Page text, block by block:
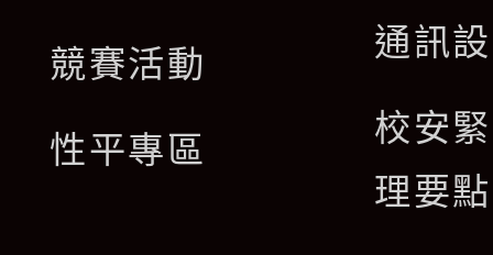
競賽活動
性平專區
通訊
校安
理要點